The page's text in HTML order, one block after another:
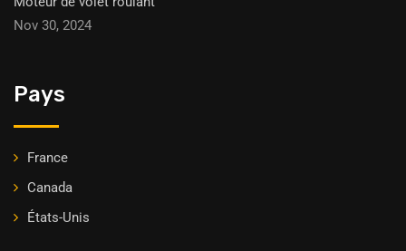
Nov 30, 2024
Pays
France
Canada
États-Unis